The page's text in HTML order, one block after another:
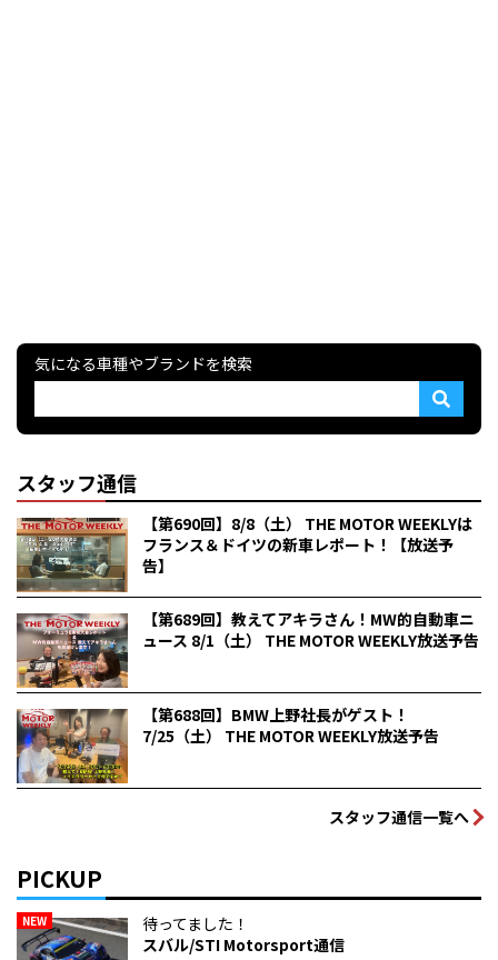
気になる車種やブランドを検索
スタッフ通信
【第690回】8/8（土） THE MOTOR WEEKLYは
フランス＆ドイツの新車レポート！【放送予
告】
【第689回】教えてアキラさん！MW的自動車ニ
ュース 8/1（土） THE MOTOR WEEKLY放送予告
【第688回】BMW上野社長がゲスト！
7/25（土） THE MOTOR WEEKLY放送予告
スタッフ通信一覧へ
PICKUP
NEW
待ってました！
スバル/STI Motorsport通信